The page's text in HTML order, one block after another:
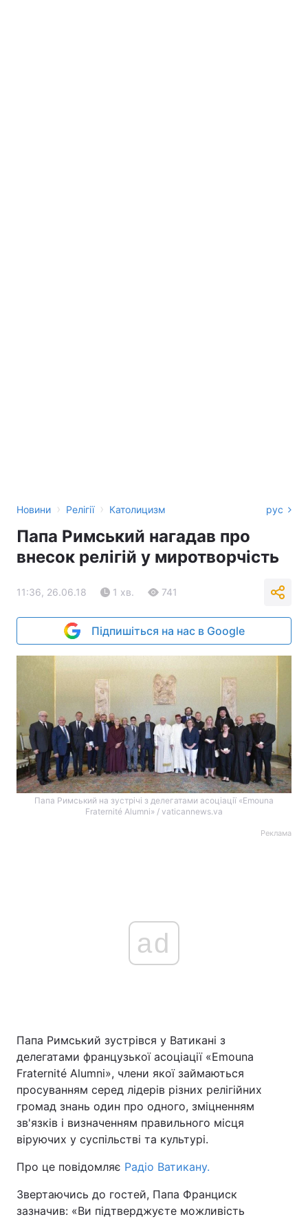
Новини › Релігії › Католицизм рус
Папа Римський нагадав про
внесок релігій у миротворчість
11:36, 26.06.18 1 хв. 741
Підпишіться на нас в Google
Папа Римський на зустрічі з делегатами асоціації «Emouna
Fraternité Alumni» / vaticannews.va
Реклама
ad
Папа Римський зустрівся у Ватикані з
делегатами французької асоціації «Emouna
Fraternité Alumni», члени якої займаються
просуванням серед лідерів різних релігійних
громад знань один про одного, зміцненням
зв'язків і визначенням правильного місця
віруючих у суспільстві та культурі.
Про це повідомляє Радіо Ватикану.
Звертаючись до гостей, Папа Франциск
зазначив: «Ви підтверджуєте можливість